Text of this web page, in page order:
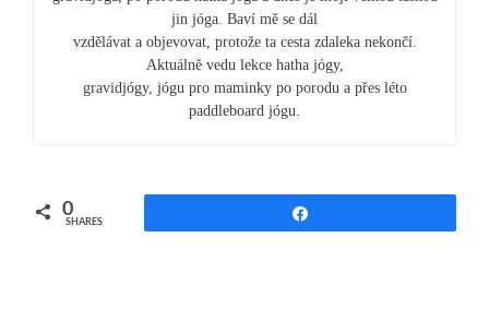
jin jóga. Baví mě se dál
vzdělávat a objevovat, protože ta cesta zdaleka nekončí.
Aktuálně vedu lekce hatha jógy,
gravidjógy, jógu pro maminky po porodu a přes léto
paddleboard jógu.
0
SHARES